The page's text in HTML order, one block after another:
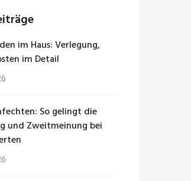
im Haus: Verlegung,
im Detail
So gelingt die
und Zweitmeinung bei